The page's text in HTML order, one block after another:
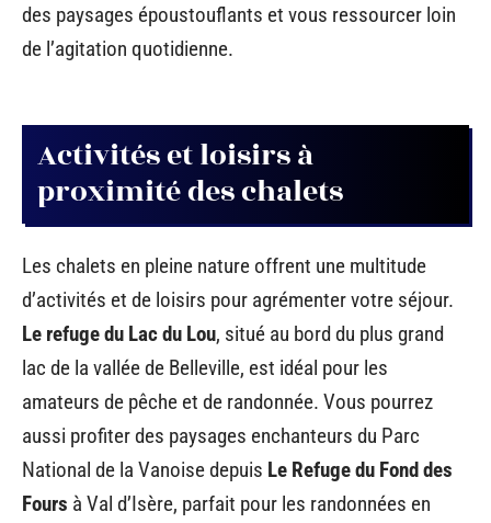
des paysages époustouflants et vous ressourcer loin
de l’agitation quotidienne.
Activités et loisirs à
proximité des chalets
Les chalets en pleine nature offrent une multitude
d’activités et de loisirs pour agrémenter votre séjour.
Le refuge du Lac du Lou, situé au bord du plus grand
lac de la vallée de Belleville, est idéal pour les
amateurs de pêche et de randonnée. Vous pourrez
aussi profiter des paysages enchanteurs du Parc
National de la Vanoise depuis Le Refuge du Fond des
Fours à Val d’Isère, parfait pour les randonnées en